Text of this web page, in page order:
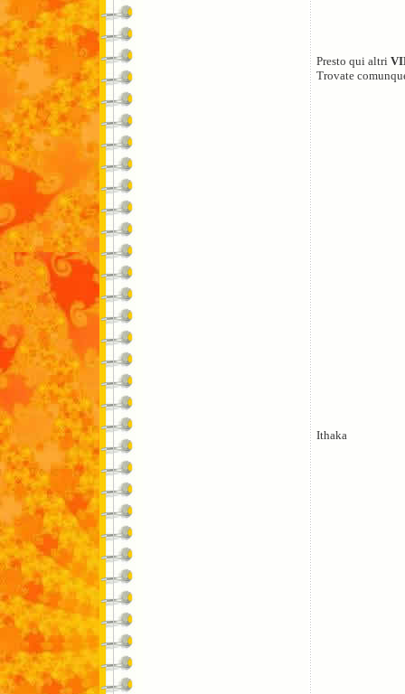
Presto qui altri
Trovate
Ithaka